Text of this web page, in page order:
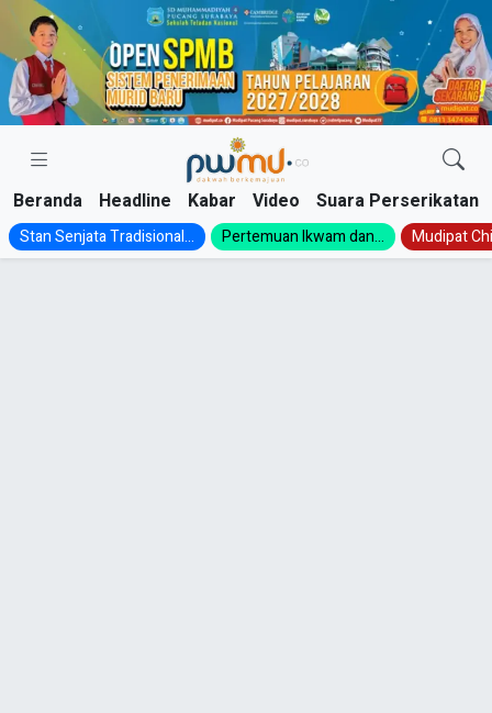
Skip
content
Beranda Headline Kabar Video Suara Perserikatan
Stan Senjata Tradisional... Pertemuan Ikwam dan... Mudipat